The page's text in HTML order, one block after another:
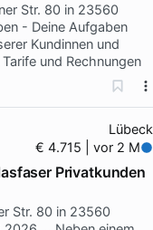
Str. 80 in 23560
- Deine Aufgaben
Kundinnen und
und Rechnungen
Lübeck
€ 4.715 | vor 2 M
Privatkunden
Str. 80 in 23560